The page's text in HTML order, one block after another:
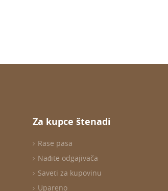
Za kupce štenadi
Rase pasa
Nađite odgajivača
Saveti za kupovinu
Upareno